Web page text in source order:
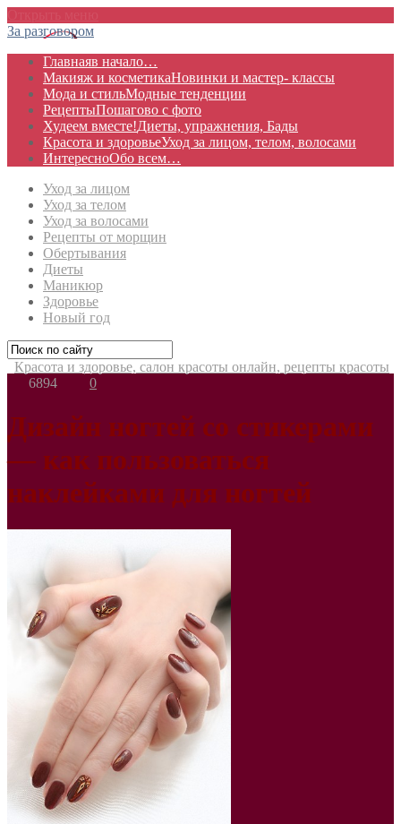
За разговором
Главнаяв начало…
Макияж и косметикаНовинки и мастер- классы
Мода и стильМодные тенденции
РецептыПошагово с фото
Худеем вместе!Диеты, упражнения, Бады
Красота и здоровьеУход за лицом, телом, волосами
ИнтересноОбо всем…
Уход за лицом
Уход за телом
Уход за волосами
Рецепты от морщин
Обертывания
Диеты
Маникюр
Здоровье
Новый год
Красота и здоровье, салон красоты онлайн, рецепты красоты
6894
0
Дизайн ногтей со стикерами
— как пользоваться
наклейками для ногтей